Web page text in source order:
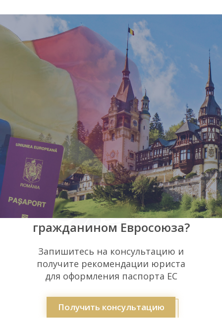
Желаете стать
гражданином Евросоюза?
Запишитесь на консультацию и
получите рекомендации юриста
для оформления паспорта ЕС
Получить консультацию